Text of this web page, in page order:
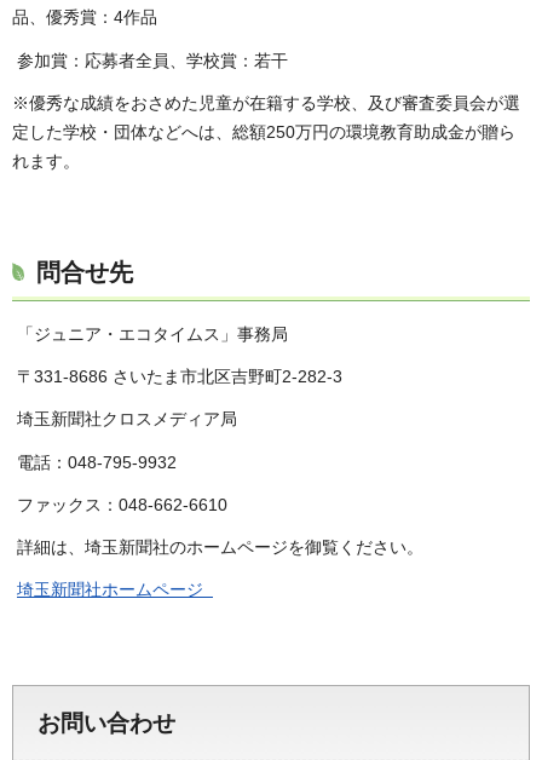
品、優秀賞：4作品
参加賞：応募者全員、学校賞：若干
※優秀な成績をおさめた児童が在籍する学校、及び審査委員会が選
定した学校・団体などへは、総額250万円の環境教育助成金が贈ら
れます。
問合せ先
「ジュニア・エコタイムス」事務局
〒331-8686 さいたま市北区吉野町2-282-3
埼玉新聞社クロスメディア局
電話：048-795-9932
ファックス：048-662-6610
詳細は、埼玉新聞社のホームページを御覧ください。
埼玉新聞社ホームページ
お問い合わせ